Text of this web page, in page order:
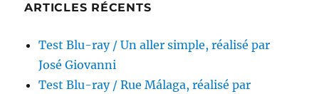
ARTICLES RÉCENTS
Test Blu-ray / Un aller simple, réalisé par
José Giovanni
Test Blu-ray / Rue Málaga, réalisé par